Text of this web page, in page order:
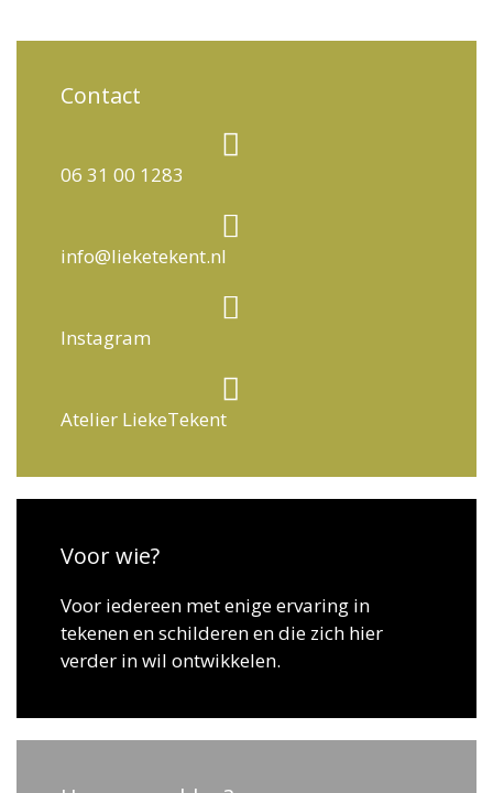
Contact
06 31 00 1283
info@lieketekent.nl
Instagram
Atelier LiekeTekent
Voor wie?
Voor iedereen met enige ervaring in
tekenen en schilderen en die zich hier
verder in wil ontwikkelen.